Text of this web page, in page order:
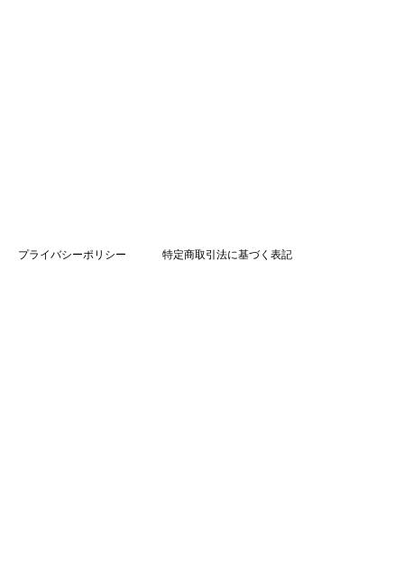
プライバシーポリシー 特定商取引法に基づく表記